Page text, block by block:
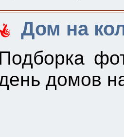
Дом на
Подборка
домов